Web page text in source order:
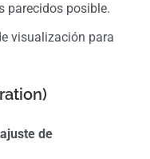
parecidos posible.
visualización para
de